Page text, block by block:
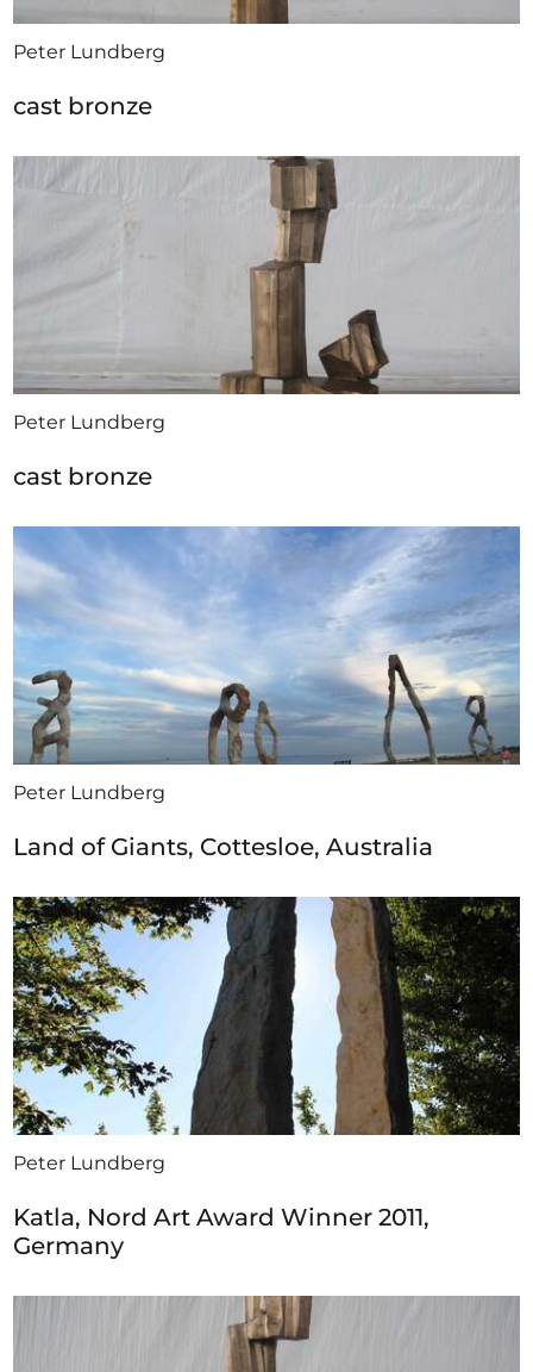
Peter Lundberg
cast bronze
Peter Lundberg
cast bronze
Peter Lundberg
Land of Giants, Cottesloe, Australia
Peter Lundberg
Katla, Nord Art Award Winner 2011,
Germany